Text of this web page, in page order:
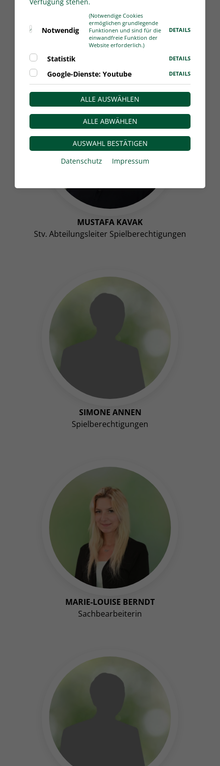
DANIEL SAWITZKI GÖDECKE
Abteilungsleiter Spielberechtigungen / Stv.
Geschäftsführer
MUSTAFA KAVAK
Stv. Abteilungsleiter Spielberechtigungen
SIMONE ANNEN
Spielberechtigungen
MARIE-LOUISE BERNDT
Sachbearbeiterin
Notwendig
(Notwendige Cookies
ermöglichen grundlegende
Funktionen und sind für die
einwandfreie Funktion der
Website erforderlich.)
DETAILS
Statistik DETAILS
Google-Dienste: Youtube DETAILS
ALLE AUSWÄHLEN
ALLE ABWÄHLEN
AUSWAHL BESTÄTIGEN
Datenschutz
Impressum